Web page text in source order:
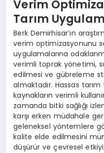
Verim
Tarım
Berk Demirhisar’ın
verim optimizasyonunu
uygulamalarına
verimli toprak yönetimi,
edilmesi ve gübreleme
almaktadır. Hassas
kaynakların verimli
zamanda bitki sağlığı
karşı erken müdahale
geleneksel yöntemlere
kalite elde edilmesini
düşürür ve çevresel etkiyi